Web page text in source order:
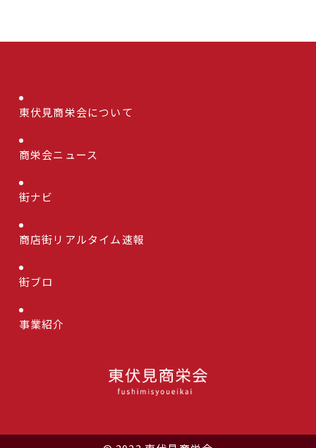
東伏見商栄会について
商栄会ニュース
街ナビ
商店街リアルタイム速報
街ブロ
事業紹介